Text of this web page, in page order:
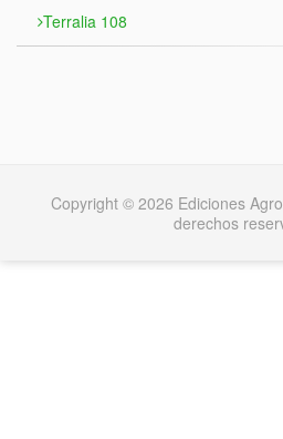
Terralia 108
Copyright © 2026 Ediciones
derechos